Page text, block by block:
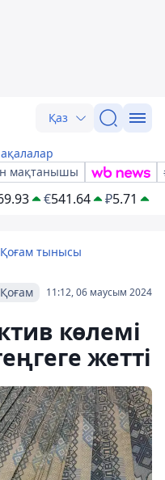
Қаз
мақтанышы
€541.64 ₽5.71
Қоғам тынысы
11:12, 06 маусым 2024
Қоғам
көлемі
жетті